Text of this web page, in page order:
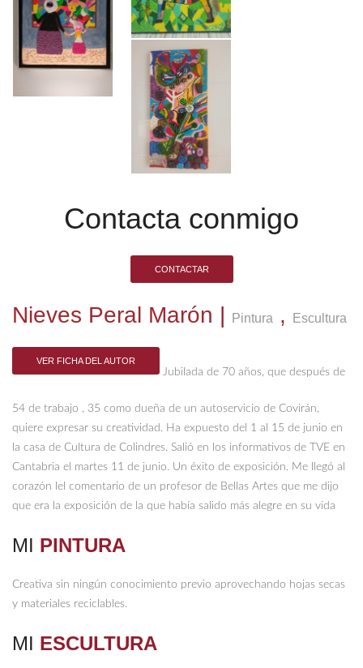
Contacta conmigo
CONTACTAR
Nieves Peral Marón | Pintura , Escultura
VER FICHA DEL AUTOR
Jubilada de 70 años, que después de
54 de trabajo , 35 como dueña de un autoservicio de Covirán,
quiere expresar su creatividad. Ha expuesto del 1 al 15 de junio en
la casa de Cultura de Colindres. Salió en los informativos de TVE en
Cantabria el martes 11 de junio. Un éxito de exposición. Me llegó al
corazón lel comentario de un profesor de Bellas Artes que me dijo
que era la exposición de la que había salido más alegre en su vida
MI PINTURA
Creativa sin ningún conocimiento previo aprovechando hojas secas
y materiales reciclables.
MI ESCULTURA